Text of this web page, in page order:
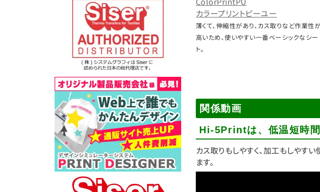
カラープリントピーユー
薄くて、伸縮性があり、カス取りなど作業性
高いため、使いやすい一番ベーシックなシー
ト。
関係動画
Hi-5Printは、低温短時間
カス取りもしやすく、加工もしやす
ます。